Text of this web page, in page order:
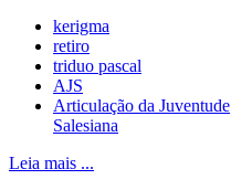
kerigma
retiro
triduo pascal
AJS
Articulação da Juventude
Salesiana
Leia mais ...